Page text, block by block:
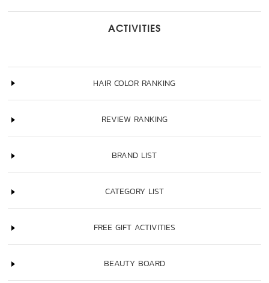
ACTIVITIES
HAIR COLOR RANKING
REVIEW RANKING
BRAND LIST
CATEGORY LIST
FREE GIFT ACTIVITIES
BEAUTY BOARD